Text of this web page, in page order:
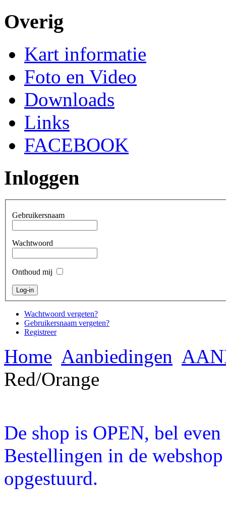
Overig
Kart informatie
Foto en Video
Downloads
Links
FACEBOOK
Inloggen
Gebruikersnaam
Wachtwoord
Onthoud mij
Wachtwoord vergeten?
Gebruikersnaam vergeten?
Registreer
Home Aanbiedingen
Red/Orange
De shop is OPEN, bel
Bestellingen in de
opgestuurd.